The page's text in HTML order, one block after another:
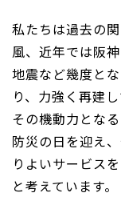
私たちは過去の
風、近年では阪
地震など幾度と
り、力強く再建
その機動力とな
防災の日を迎え
りよいサービス
と考えています。